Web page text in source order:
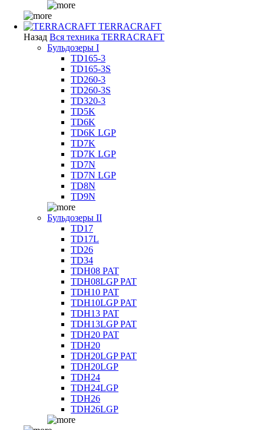
TERRACRAFT
Назад Вся техника TERRACRAFT
Бульдозеры I
TD165-3
TD165-3S
TD260-3
TD260-3S
TD320-3
TD5K
TD6K
TD6K LGP
TD7K
TD7K LGP
TD7N
TD7N LGP
TD8N
TD9N
Бульдозеры II
TD17
TD17L
TD26
TD34
TDH08 PAT
TDH08LGP PAT
TDH10 PAT
TDH10LGP PAT
TDH13 PAT
TDH13LGP PAT
TDH20 PAT
TDH20
TDH20LGP PAT
TDH20LGP
TDH24
TDH24LGP
TDH26
TDH26LGP